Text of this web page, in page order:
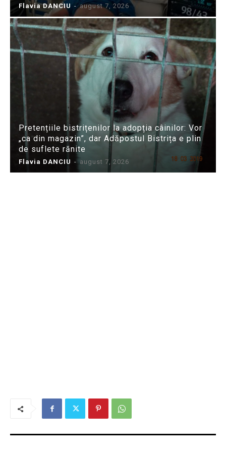
Flavia DANCIU - august 7, 2026
Pretențiile bistrițenilor la adopția câinilor: Vor
„ca din magazin”, dar Adăpostul Bistrița e plin
de suflete rănite
Flavia DANCIU - august 7, 2026